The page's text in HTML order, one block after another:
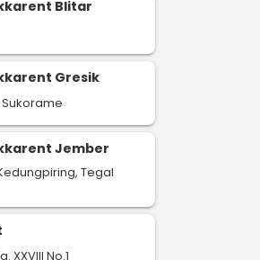
Blitar
Gresik
Sukorame
Jember
Tegal
XXVIII No.1